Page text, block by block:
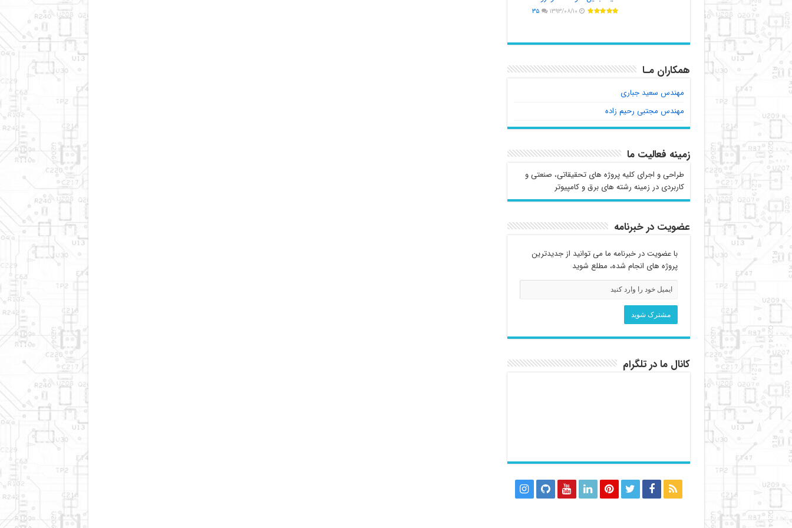
۱۳۹۳/۰۸/۱۰ ۳۵
همکاران مـا
مهندس سعید جباری
مهندس مجتبی رحیم زاده
زمینه فعالیت ما
طراحی و اجرای کلیه پروژه های تحقیقاتی، صنعتی و
کاربردی در زمینه رشته های برق و کامپیوتر
عضویت در خبرنامه
با عضویت در خبرنامه ما می توانید از جدیدترین
پروژه های انجام شده، مطلع شوید
کانال ما در تلگرام